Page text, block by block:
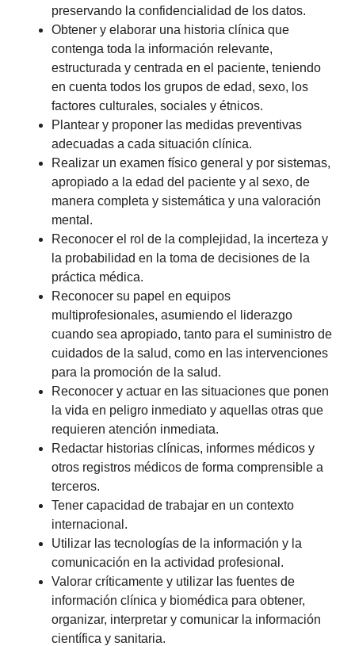
preservando la confidencialidad de los datos.
Obtener y elaborar una historia clínica que
contenga toda la información relevante,
estructurada y centrada en el paciente, teniendo
en cuenta todos los grupos de edad, sexo, los
factores culturales, sociales y étnicos.
Plantear y proponer las medidas preventivas
adecuadas a cada situación clínica.
Realizar un examen físico general y por sistemas,
apropiado a la edad del paciente y al sexo, de
manera completa y sistemática y una valoración
mental.
Reconocer el rol de la complejidad, la incerteza y
la probabilidad en la toma de decisiones de la
práctica médica.
Reconocer su papel en equipos
multiprofesionales, asumiendo el liderazgo
cuando sea apropiado, tanto para el suministro de
cuidados de la salud, como en las intervenciones
para la promoción de la salud.
Reconocer y actuar en las situaciones que ponen
la vida en peligro inmediato y aquellas otras que
requieren atención inmediata.
Redactar historias clínicas, informes médicos y
otros registros médicos de forma comprensible a
terceros.
Tener capacidad de trabajar en un contexto
internacional.
Utilizar las tecnologías de la información y la
comunicación en la actividad profesional.
Valorar críticamente y utilizar las fuentes de
información clínica y biomédica para obtener,
organizar, interpretar y comunicar la información
científica y sanitaria.